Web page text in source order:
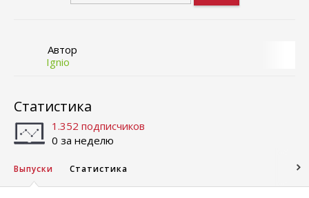
Автор
Ignio
Статистика
1.352 подписчиков
0 за неделю
Выпуски Статистика